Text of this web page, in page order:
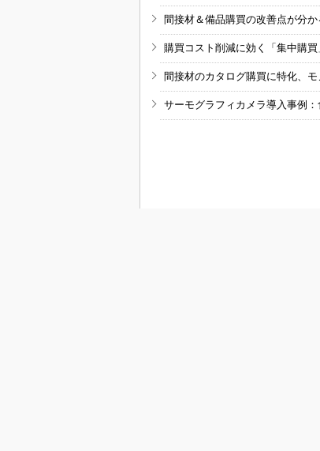
間接材＆備品購買の改善点が分
購買コスト削減に効く「集中購買
間接材のカタログ購買に特化、
サーモグラフィカメラ導入事例